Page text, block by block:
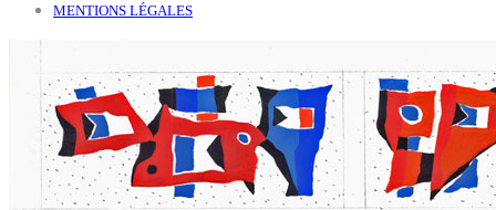
MENTIONS LÉGALES